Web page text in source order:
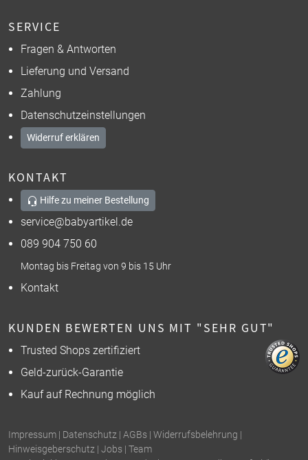
SERVICE
Fragen & Antworten
Lieferung und Versand
Zahlung
Datenschutzeinstellungen
Widerruf erklären
KONTAKT
Hilfe zu meiner Bestellung
service@babyartikel.de
089 904 750 60
Montag bis Freitag von 9 bis 15 Uhr
Kontakt
KUNDEN BEWERTEN UNS MIT "SEHR GUT"
Trusted Shops zertifiziert
Geld-zurück-Garantie
Kauf auf Rechnung möglich
Impressum | Datenschutz | AGBs | Widerrufsbelehrung |
Hinweisgeberschutz | Jobs | Team